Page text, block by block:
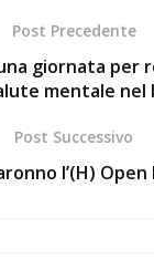
Post Precedente
giornata per
mentale nel
Post Successivo
l’(H) Open